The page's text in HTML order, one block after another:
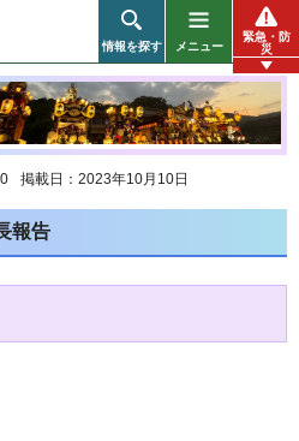
情報を探す メニュー
緊急・防
災
掲載日：2023年10月10日
報告